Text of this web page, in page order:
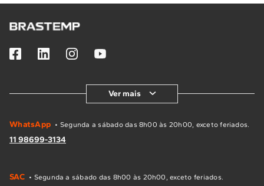
Ver mais
WhatsApp • Segunda a sábado das 8h00 às 20h00, exceto feriados.
11 98699-3134
SAC • Segunda a sábado das 8h00 às 20h00, exceto feriados.